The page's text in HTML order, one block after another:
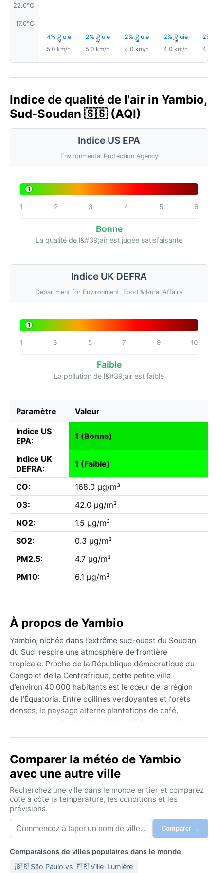
22.0°C
17.0°C
4% Pluie
↑
5.0 km/h
2% Pluie
↑
5.0 km/h
2% Pluie
↑
4.0 km/h
2% Pluie
↑
4.0 km/h
2%
4.0
Indice de qualité de l'air in Yambio,
Sud-Soudan 🇸🇸 (AQI)
Indice US EPA
Environmental Protection Agency
1
1 2 3 4 5 6
Bonne
La qualité de l&#39;air est jugée satisfaisante
Indice UK DEFRA
Department for Environment, Food & Rural Affairs
1
1 3 5 7 9 10
Faible
La pollution de l&#39;air est faible
Paramètre Valeur
Indice US
EPA:
1 (Bonne)
Indice UK
DEFRA:
1 (Faible)
CO:
168.0 µg/m³
O3:
42.0 µg/m³
NO2:
1.5 µg/m³
SO2:
0.3 µg/m³
PM2.5:
4.7 µg/m³
PM10:
6.1 µg/m³
À propos de Yambio
Yambio, nichée dans l’extrême sud-ouest du Soudan
du Sud, respire une atmosphère de frontière
tropicale. Proche de la République démocratique du
Congo et de la Centrafrique, cette petite ville
d’environ 40 000 habitants est le cœur de la région
de l’Équatoria. Entre collines verdoyantes et forêts
denses, le paysage alterne plantations de café,
manguiers et champs de manioc. Ici, la vie rurale
averses lointaines. Les voyageurs curieux y
découvrent une authenticité brute, loin des circuits
touristiques, avec une nature généreuse et une
population chaleureuse.
Le climat obéit à la classification Aw de Köppen –
savane tropicale. Les saisons se distinguent
nettement : une longue saison des pluies d’avril à
000 mm par an, et une saison sèche de novembre à
mars. Les températures oscillent toute l’année entre
Comparer la météo de Yambio
avec une autre ville
Recherchez une ville dans le monde entier et comparez
côte à côte la température, les conditions et les
prévisions.
Comparer →
Comparaisons de villes populaires dans le monde:
🇧🇷 São Paulo vs 🇫🇷 Ville-Lumière